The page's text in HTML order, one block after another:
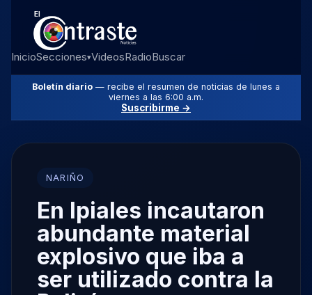
InicioSecciones▾VideosRadioBuscar
Boletín diario — recibe el resumen de noticias de lunes a
viernes a las 6:00 a.m.
Suscribirme →
NARIÑO
En Ipiales incautaron
abundante material
explosivo que iba a
ser utilizado contra la